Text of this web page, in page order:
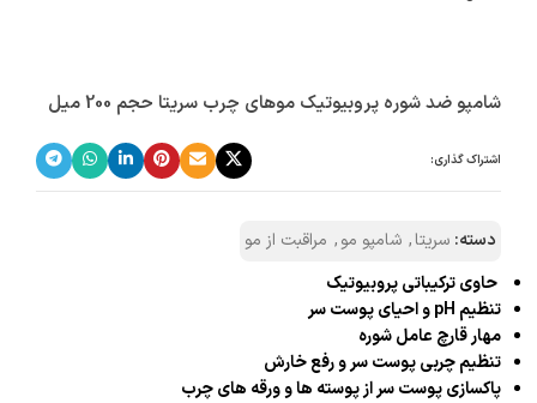
شامپو ضد شوره پروبیوتیک موهای چرب سریتا حجم 200 میل
اشتراک گذاری:
دسته: سریتا, شامپو مو, مراقبت از مو
حاوی ترکیباتی پروبیوتیک
تنظیم pH و احیای پوست سر
مهار قارچ عامل شوره
تنظیم چربی پوست سر و رفع خارش
پاکسازی پوست سر از پوسته ها و ورقه های چرب